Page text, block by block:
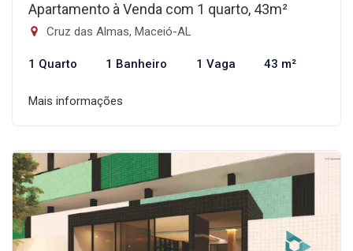
Apartamento à Venda com 1 quarto, 43m²
Cruz das Almas, Maceió-AL
1 Quarto 1 Banheiro 1 Vaga 43 m²
Mais informações